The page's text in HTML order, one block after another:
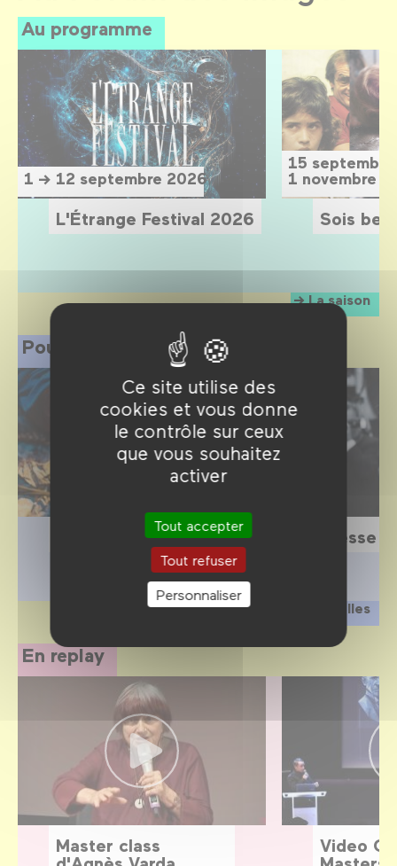
Ce site utilise des
cookies et vous donne
le contrôle sur ceux
que vous souhaitez
activer
Tout accepter
Tout refuser
Personnaliser
Au programme
La saison
1 → 12 septembre 2026
L'Étrange Festival 2026
15
1 novembre
Sois
Pour les professionnels
Privatiser nos salles
Presse
En replay
Master class
Video